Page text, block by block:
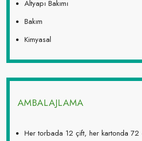
Altyapı Bakımı
Bakım
Kimyasal
AMBALAJLAMA
Her torbada 12 çift, her kartonda 72